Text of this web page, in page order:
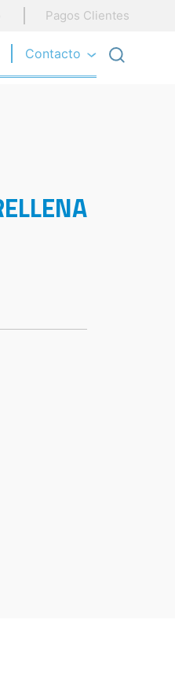
Pagos Clientes
Contacto